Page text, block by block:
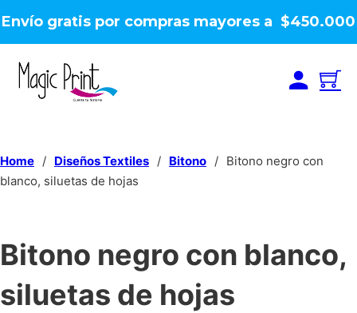
Envío gratis por compras mayores a $450.000
Home / Diseños Textiles / Bitono / Bitono negro con
blanco, siluetas de hojas
Bitono negro con blanco,
siluetas de hojas